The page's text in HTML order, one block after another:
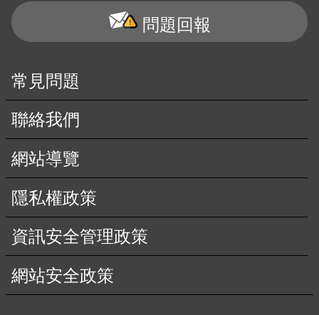
問題回報
常見問題
聯絡我們
網站導覽
隱私權政策
資訊安全管理政策
網站安全政策